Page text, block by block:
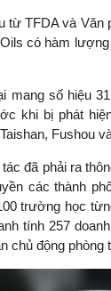
TFDA và Văn
có hàm
số hiệu
khi bị phát
Fushou
đã phải ra
các thành
trường học
tính 257
chủ động phòng